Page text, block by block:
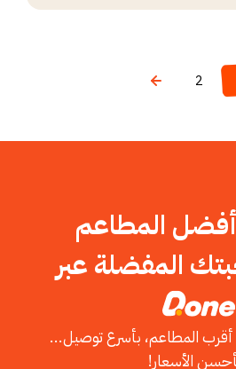
2
المطاعم
المفضلة عبر
المطاعم، بأسرع توصيل...
الأسعار!